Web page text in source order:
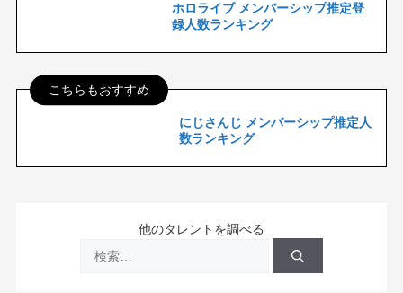
ホロライブ メンバーシップ推定登
録人数ランキング
こちらもおすすめ
にじさんじ メンバーシップ推定人
数ランキング
他のタレントを調べる
索: